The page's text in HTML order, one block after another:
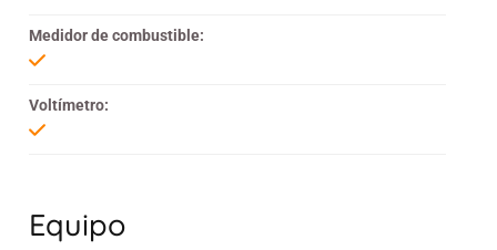
Medidor de combustible:
Voltímetro:
Equipo